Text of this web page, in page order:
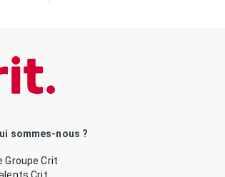
sommes-nous ?
Groupe Crit